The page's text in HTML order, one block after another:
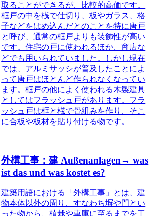
取ることができるが、比較的高価です。
框戸の中を桟で仕切り、板やガラス、格
子などをはめ込んだとのことを特に唐戸
と呼び、通常の框戸よりも装飾性が高い
です。住宅の戸に使われるほか、商店な
どでも用いられていました。しかし現在
では、アルミサッシが普及したことによ
って唐戸はほとんど作られなくなってい
ます。框戸の他によく使われる木製建具
としてはフラッシュ戸があります。フラ
ッシュ戸は框と桟で骨組みを作り、そこ
に合板や板材を貼り付ける物です。
外構工事：建 Außenanlagen→ was
ist das und was kostet es?
建築用語における 「外構工事」
とは、建
物本体以外の周り、すなわち塀や門とい
った物から、植栽や車庫に至るまでを工